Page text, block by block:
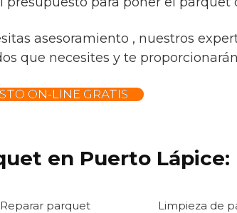
asesoramiento , nuestros
que necesites y te
ON-LINE GRATIS
en Puerto Lápice:
Reparar parquet Limpieza de